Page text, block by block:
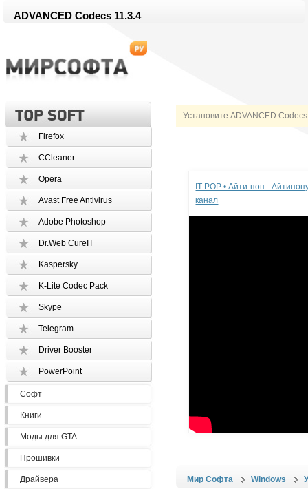
ADVANCED Codecs 11.3.4
Установите ADVANCED
Firefox
CCleaner
Opera
Avast Free Antivirus
Adobe Photoshop
Dr.Web CureIT
Kaspersky
K-Lite Codec Pack
Skype
Telegram
Driver Booster
PowerPoint
Софт
Книги
Моды для GTA
Прошивки
Драйвера
IT POP • Айти-поп -
канал
Мир Софта Windows